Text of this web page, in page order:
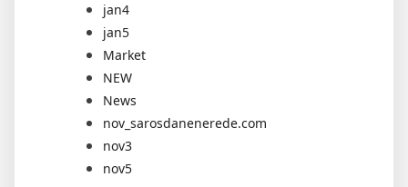
jan4
jan5
Market
NEW
News
nov_sarosdanenerede.com
nov3
nov5